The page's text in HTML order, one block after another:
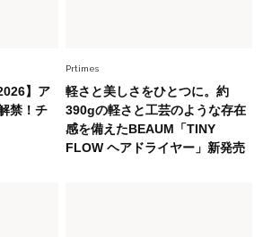
ャレ40代の【ワンピ＆オールインワン】最
なし3選。地味見え回避のコツは「バッグ
！
】ア
禁！チ
Prtimes
軽さと美しさをひとつに。約
390gの軽さと工芸のような存在
感を備えたBEAUM「TINY
FLOW ヘアドライヤー」新発売